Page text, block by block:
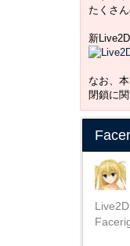
たくさ
新
なお、
閉鎖に